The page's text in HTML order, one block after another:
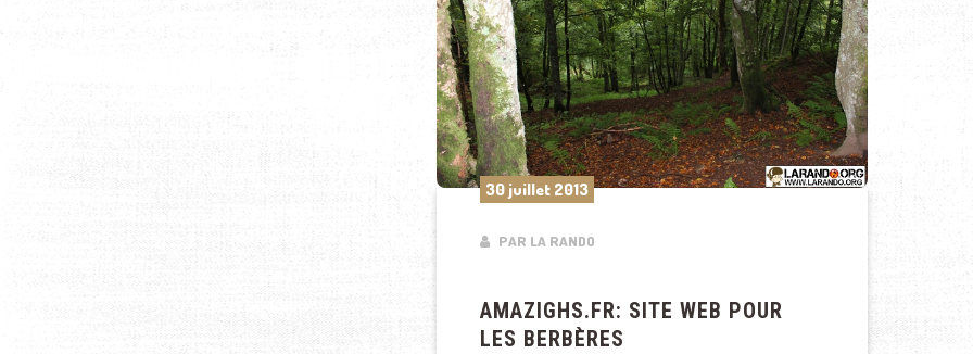
30 juillet 2013
PAR LA RANDO
AMAZIGHS.FR: SITE WEB POUR
LES BERBÈRES